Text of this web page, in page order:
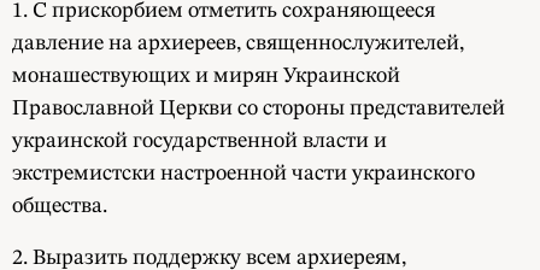
1. С прискорбием отметить сохраняющееся
давление на архиереев, священнослужителей,
монашествующих и мирян Украинской
Православной Церкви со стороны представителей
украинской государственной власти и
экстремистски настроенной части украинского
общества.
2. Выразить поддержку всем архиереям,